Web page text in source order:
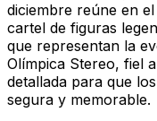
diciembre reúne en
cartel de figuras
que representan la
Olímpica Stereo, fiel
detallada para que
segura y memorable.